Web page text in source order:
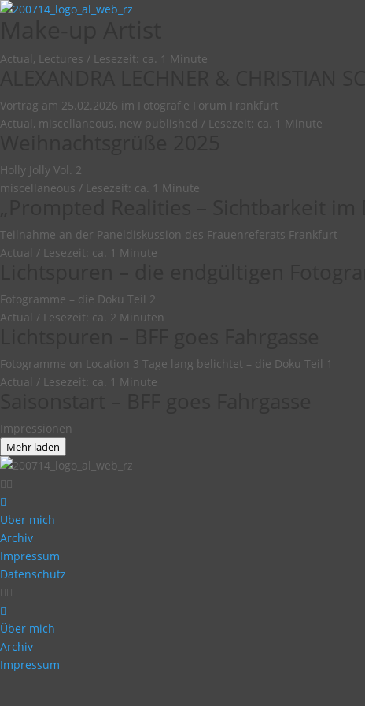
Actual, Lectures / Lesezeit: ca. 1 Minute
Vortrag am 25.02.2026 im Fotografie Forum Frankfurt
Actual, miscellaneous, new published / Lesezeit: ca. 1 Minute
Holly Jolly Vol. 2
miscellaneous / Lesezeit: ca. 1 Minute
Teilnahme an der Paneldiskussion des Frauenreferats Frankfurt
Actual / Lesezeit: ca. 1 Minute
Fotogramme – die Doku Teil 2
Actual / Lesezeit: ca. 2 Minuten
Fotogramme on Location 3 Tage lang belichtet – die Doku Teil 1
Actual / Lesezeit: ca. 1 Minute
Impressionen
Mehr laden
Über mich
Archiv
Impressum
Datenschutz
Über mich
Archiv
Impressum